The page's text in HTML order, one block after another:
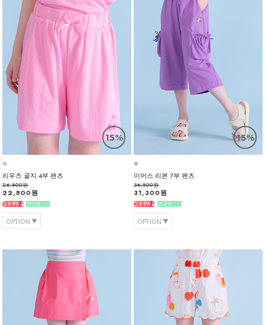
15%
리우즈 골지 4부 팬츠
26,800원
22,800원
OPTION
15%
이어스 리본 7부 팬츠
36,800원
31,300원
OPTION